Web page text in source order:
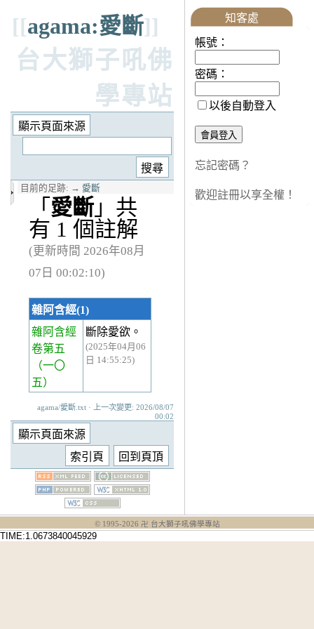
[[agama:愛斷]]
台大獅子吼佛
學專站
目前的足跡: → 愛斷
「 愛斷 」共
有 1 個註解
(更新時間 2026年08月
07日 00:02:10)
雜阿含經(1)
雜阿含經
卷第五
（一〇
五）
斷除愛欲。
(2025年04月06
日 14:55:25)
agama/愛斷.txt · 上一次變更: 2026/08/07
00:02
知客處
帳號：
密碼：
以後自動登入
忘記密碼？
歡迎註冊以享全權！
© 1995-2026 卍 台大獅子吼佛學專站
TIME:1.0673840045929